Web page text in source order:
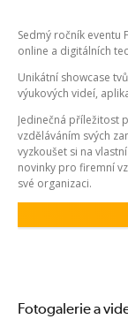
Sedmý ročník eventu
online a digitálních
Unikátní showcase
výukových videí,
Jedinečná příležitost
vzděláváním svých
vyzkoušet si na
novinky pro firemní
své organizaci.
Fotogalerie a